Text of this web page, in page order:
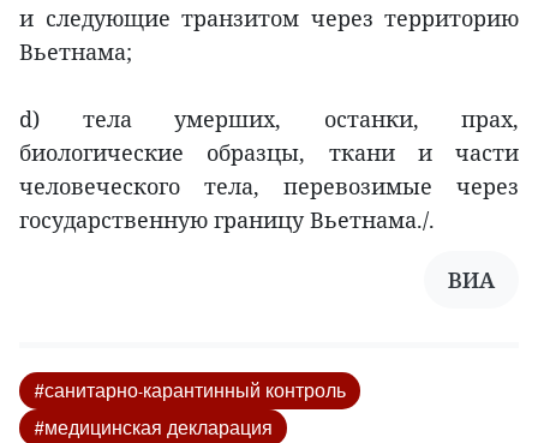
и следующие транзитом через территорию
Вьетнама;
d) тела умерших, останки, прах,
биологические образцы, ткани и части
человеческого тела, перевозимые через
государственную границу Вьетнама./.
ВИА
#санитарно-карантинный контроль
#медицинская декларация